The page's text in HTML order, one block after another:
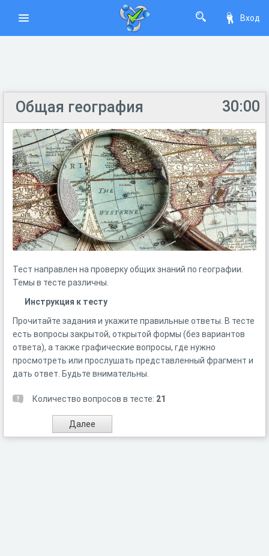
Вход
30:00
Общая география
Тест направлен на проверку общих знаний по географии.
Темы в тесте различны.
Инструкция к тесту
Прочитайте задания и укажите правильные ответы. В тесте
есть вопросы закрытой, открытой формы (без вариантов
ответа), а также графические вопросы, где нужно
просмотреть или прослушать представленный фрагмент и
дать ответ. Будьте внимательны.
Количество вопросов в тесте: 21